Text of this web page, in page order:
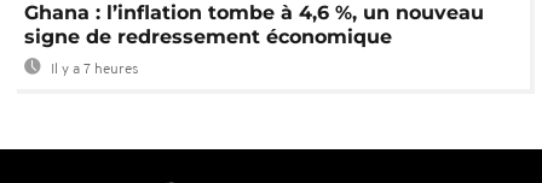
Ghana : l’inflation tombe à 4,6 %, un nouveau
signe de redressement économique
Il y a 7 heures